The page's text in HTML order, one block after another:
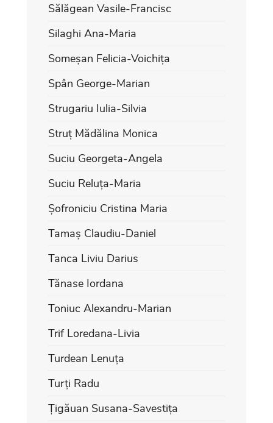
Sălăgean Vasile-Francisc
Silaghi Ana-Maria
Someșan Felicia-Voichița
Spân George-Marian
Strugariu Iulia-Silvia
Struț Mădălina Monica
Suciu Georgeta-Angela
Suciu Reluța-Maria
Șofroniciu Cristina Maria
Tamaș Claudiu-Daniel
Tanca Liviu Darius
Tănase Iordana
Toniuc Alexandru-Marian
Trif Loredana-Livia
Turdean Lenuța
Turți Radu
Țigăuan Susana-Savestița